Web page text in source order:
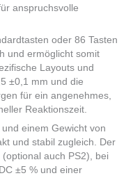
anspruchsvolle
oder 86 Tasten
und ermöglicht somit
Layouts und
±0,1 mm und die
für ein angenehmes,
Reaktionszeit.
einem Gewicht von
und stabil zugleich. Der
auch PS2), bei
±5 % und einer